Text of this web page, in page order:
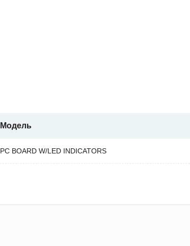
Модель
PC BOARD W/LED INDICATORS